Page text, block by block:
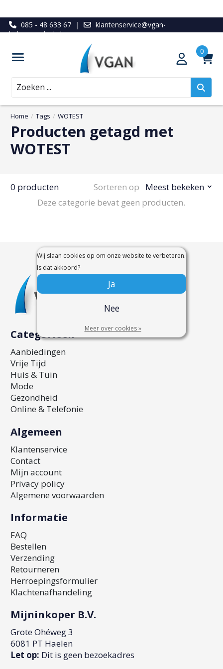
085 - 48 633 67 |
klantenservice@vgan-
ledenvoordeel.nl
Zoeken
Home / Tags / WOTEST
Producten getagd met
WOTEST
0 producten Sorteren op
Meest bekeken
Deze categorie bevat geen producten.
Categorieën
Aanbiedingen
Vrije Tijd
Huis & Tuin
Mode
Gezondheid
Online & Telefonie
Algemeen
Klantenservice
Contact
Mijn account
Privacy policy
Algemene voorwaarden
Informatie
FAQ
Bestellen
Verzending
Retourneren
Herroepingsformulier
Klachtenafhandeling
Mijninkoper B.V.
Grote Ohéweg 3
6081 PT Haelen
Let op: Dit is geen bezoekadres
Wij slaan cookies op om onze website te verbeteren.
Is dat akkoord?
Ja
Nee
Meer over cookies »